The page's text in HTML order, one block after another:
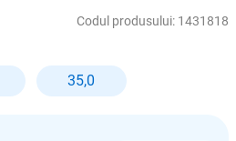
Codul produsului: 1431818
35,0